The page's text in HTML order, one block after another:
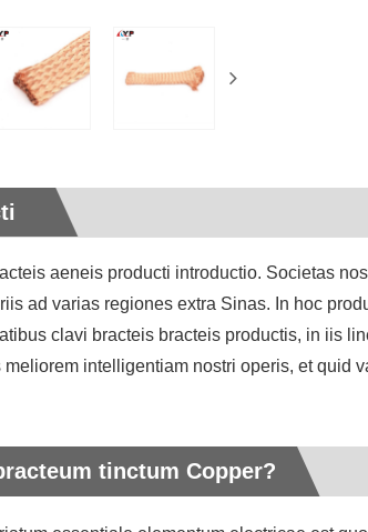
aeneis producti introductio. Societas
ad varias regiones extra Sinas. In hoc
clavi bracteis bracteis productis, in iis
intelligentiam nostri operis, et quid
tinctum Copper?